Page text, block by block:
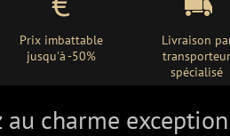
Prix imbattable
jusqu'à -50%
Livraison
spécialisé
au charme